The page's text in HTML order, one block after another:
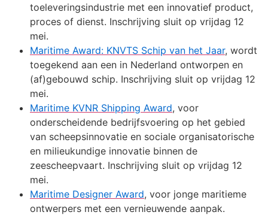
toeleveringsindustrie met een innovatief product,
proces of dienst. Inschrijving sluit op vrijdag 12
mei.
Maritime Award: KNVTS Schip van het Jaar, wordt
toegekend aan een in Nederland ontworpen en
(af)gebouwd schip. Inschrijving sluit op vrijdag 12
mei.
Maritime KVNR Shipping Award, voor
onderscheidende bedrijfsvoering op het gebied
van scheepsinnovatie en sociale organisatorische
en milieukundige innovatie binnen de
zeescheepvaart. Inschrijving sluit op vrijdag 12
mei.
Maritime Designer Award, voor jonge maritieme
ontwerpers met een vernieuwende aanpak.